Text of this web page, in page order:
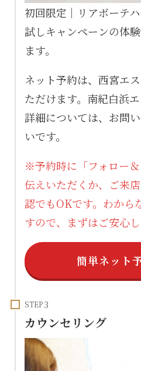
初回限定｜リアボーテ
試しキャンペーンの体
ます。
ネット予約は、西宮エ
ただけます。南紀白浜
詳細については、お問
いです。
※予約時に「フォロー
伝えいただくか、ご来
認でもOKです。わから
すので、まずはご安心
簡単ネット
STEP
カウンセリング